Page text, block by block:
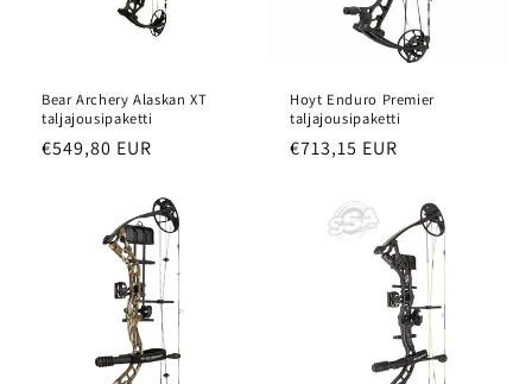
Bear Archery Alaskan XT
taljajousipaketti
Normaalihinta
€549,80 EUR
Hoyt Enduro Premier
taljajousipaketti
Normaalihinta
€713,15 EUR